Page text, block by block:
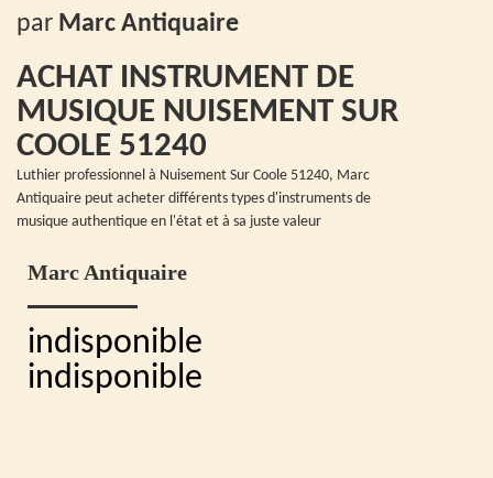
par Marc Antiquaire
ACHAT INSTRUMENT DE
MUSIQUE NUISEMENT SUR
COOLE 51240
Luthier professionnel à Nuisement Sur Coole 51240, Marc
Antiquaire peut acheter différents types d'instruments de
musique authentique en l'état et à sa juste valeur
Marc Antiquaire
indisponible
indisponible